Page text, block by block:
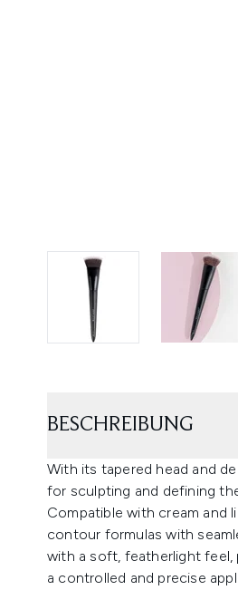
BESCHREIBUNG
With its tapered head and
for sculpting and defining
Compatible with cream and
contour formulas with
with a soft, featherlight feel,
a controlled and precise